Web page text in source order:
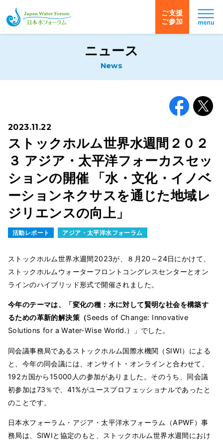
日本水フォーラム
ご支援
ご参加
ニュース
News
2023.11.22
ストックホルム世界水週間２０２
３ アジア・太平洋フォーカスセッ
ションの開催 「水・文化・イノベ
ーションネクサスを通じた地域レ
ジリエンスの向上」
活動レポート アジア・太平洋水フォーラム
ストックホルム世界水週間2023が、８月20～24日にかけて、
ストックホルムウォーターフロントコングレスセンターとオン
ラインのハイブリッド形式で開催されました。
今年のテーマは、「変化の種：水に対して賢明な社会を構築す
るための革新的解決策（Seeds of Change: Innovative
Solutions for a Water-Wise World.）」でした。
同会議事務局であるストックホルム国際水機関（SIWI）による
と、今年の同会議には、オンサイト・オンラインと合わせて、
192カ国から15000人の参加がありました。そのうち、同会議
初参加は73％で、41%がユースプロフェッショナルであったと
のことです。
日本水フォーラム・アジア・太平洋水フォーラム（APWF）事
務局は、SIWIと協定のもと、ストックホルム世界水週間におけ